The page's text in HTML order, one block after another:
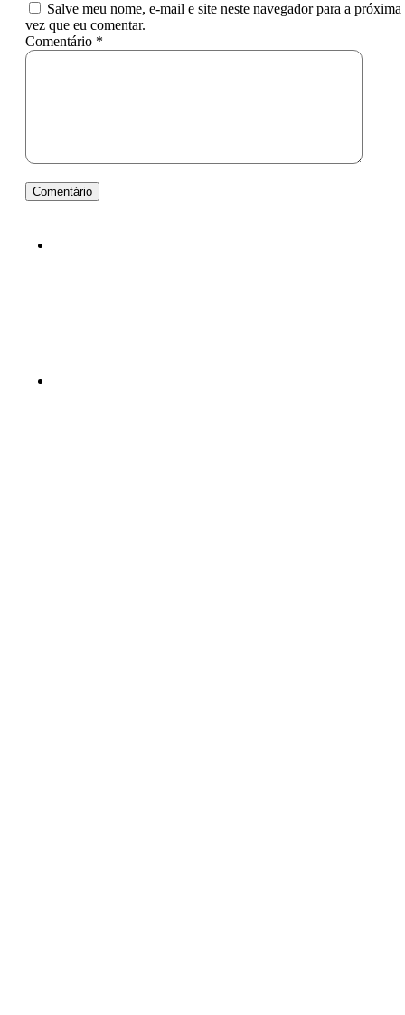
Salve meu nome, e-mail e site neste navegador para a próxima
vez que eu comentar.
Comentário *